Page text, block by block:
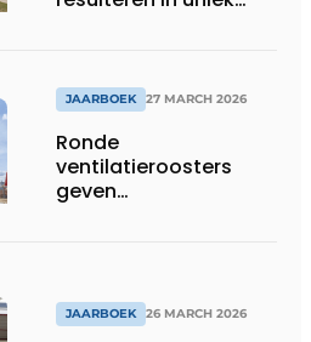
JAARBOEK 27 MARCH 2026
Ronde
ventilatieroosters
geven
JAARBOEK 26 MARCH 2026